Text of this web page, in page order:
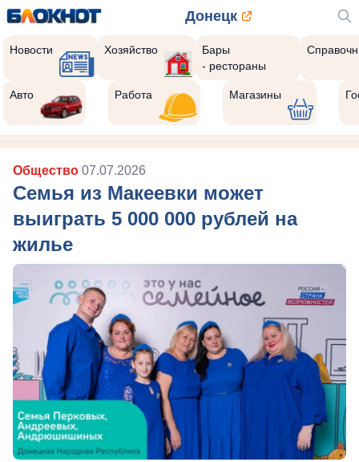
Донецк
Новости Хозяйство
Бары
- рестораны
Авто Работа Магазины
Общество 07.07.2026
Семья из Макеевки может
выиграть 5 000 000 рублей на
жилье